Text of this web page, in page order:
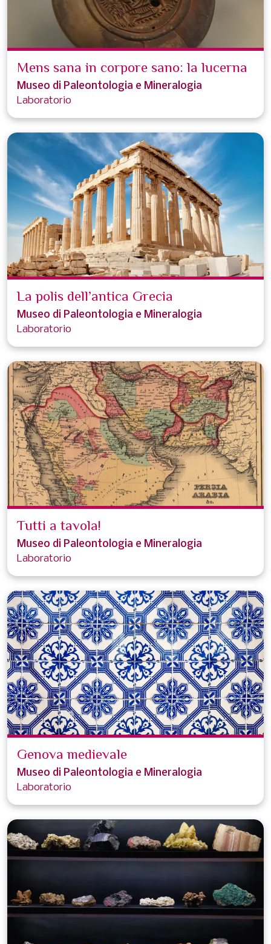
Mens sana in corpore sano: la lucerna
Museo di Paleontologia e Mineralogia
Laboratorio
La polis dell’antica Grecia
Museo di Paleontologia e Mineralogia
Laboratorio
Tutti a tavola!
Museo di Paleontologia e Mineralogia
Laboratorio
Genova medievale
Museo di Paleontologia e Mineralogia
Laboratorio